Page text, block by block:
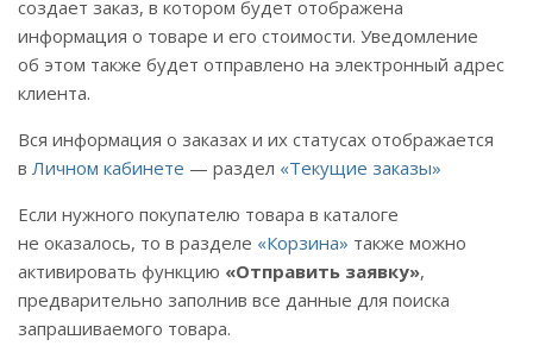
создает заказ, в котором будет отображена
информация о товаре и его стоимости. Уведомление
об этом также будет отправлено на электронный адрес
клиента.
Вся информация о заказах и их статусах отображается
в Личном кабинете — раздел «Текущие заказы»
Если нужного покупателю товара в каталоге
не оказалось, то в разделе «Корзина» также можно
активировать функцию «Отправить заявку»,
предварительно заполнив все данные для поиска
запрашиваемого товара.